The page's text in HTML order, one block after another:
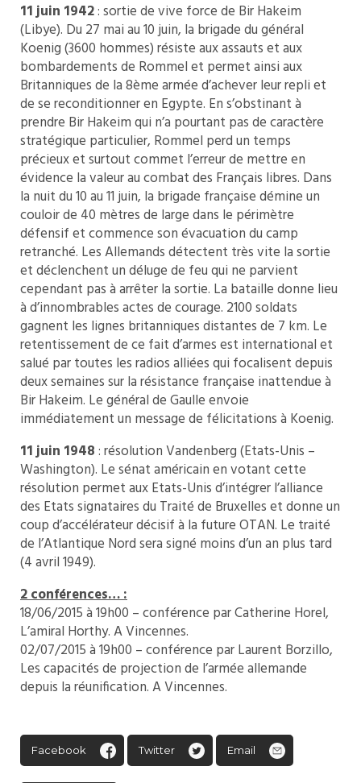
11 juin 1942: sortie de vive force de Bir Hakeim
(Libye). Du 27 mai au 10 juin, la brigade du général
Koenig (3600 hommes) résiste aux assauts et aux
bombardements de Rommel et permet ainsi aux
Britanniques de la 8ème armée d’achever leur repli et
de se reconditionner en Egypte. En s’obstinant à
prendre Bir Hakeim qui n’a pourtant pas de caractère
stratégique particulier, Rommel perd un temps
précieux et surtout commet l’erreur de mettre en
évidence la valeur au combat des Français libres. Dans
la nuit du 10 au 11 juin, la brigade française démine un
couloir de 40 mètres de large dans le périmètre
défensif et commence son évacuation du camp
retranché. Les Allemands détectent très vite la sortie
et déclenchent un déluge de feu qui ne parvient
cependant pas à arrêter la sortie. La bataille donne lieu
à d’innombrables actes de courage. 2100 soldats
gagnent les lignes britanniques distantes de 7 km. Le
retentissement de ce fait d’armes est international et
salué par toutes les radios alliées qui focalisent depuis
deux semaines sur la résistance française inattendue à
Bir Hakeim. Le général de Gaulle envoie
immédiatement un message de félicitations à Koenig.
11 juin 1948: résolution Vandenberg (Etats-Unis –
Washington). Le sénat américain en votant cette
résolution permet aux Etats-Unis d’intégrer l’alliance
des Etats signataires du Traité de Bruxelles et donne un
coup d’accélérateur décisif à la future OTAN. Le traité
de l’Atlantique Nord sera signé moins d’un an plus tard
(4 avril 1949).
2 conférences… :
18/06/2015 à 19h00 – conférence par Catherine Horel,
L’amiral Horthy. A Vincennes.
02/07/2015 à 19h00 – conférence par Laurent Borzillo,
Les capacités de projection de l’armée allemande
depuis la réunification. A Vincennes.
Facebook Twitter Email